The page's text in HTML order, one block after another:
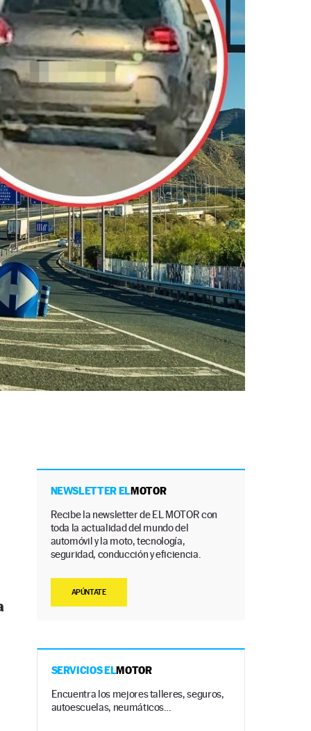
NEWSLETTER ELMOTOR
Recibe la newsletter de EL MOTOR con
toda la actualidad del mundo del
automóvil y la moto, tecnología,
seguridad, conducción y eficiencia.
APÚNTATE
SERVICIOS ELMOTOR
Encuentra los mejores talleres, seguros,
autoescuelas, neumáticos…